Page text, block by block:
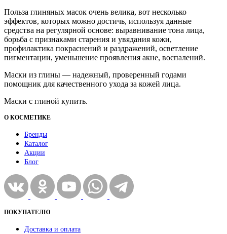
Польза глиняных масок очень велика, вот несколько
эффектов, которых можно достичь, используя данные
средства на регулярной основе: выравнивание тона лица,
борьба с признаками старения и увядания кожи,
профилактика покраснений и раздражений, осветление
пигментации, уменьшение проявления акне, воспалений.
Маски из глины — надежный, проверенный годами
помощник для качественного ухода за кожей лица.
Маски с глиной купить.
О КОСМЕТИКЕ
Бренды
Каталог
Акции
Блог
ПОКУПАТЕЛЮ
Доставка и оплата